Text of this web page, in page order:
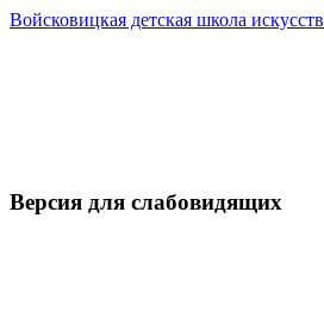
Войсковицкая детская школа искусств
Версия для слабовидящих